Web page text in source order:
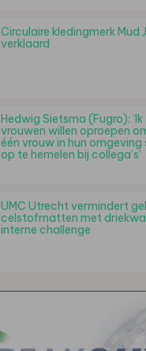
Circulaire kledingmerk Mud
verklaard
Hedwig Sietsma (Fugro): ‘Ik
vrouwen willen oproepen
één vrouw in hun
op te hemelen bij collega’s’
UMC Utrecht vermindert
celstofmatten met
interne challenge